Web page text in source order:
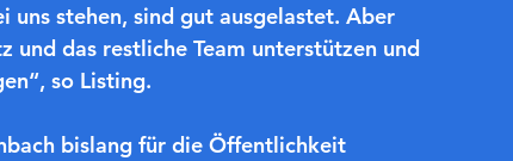
stehen, sind gut ausgelastet. Aber
das restliche Team unterstützen und
so Listing.
bislang für die Öffentlichkeit